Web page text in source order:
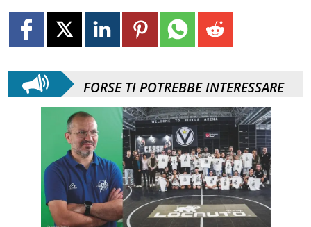
FORSE TI POTREBBE INTERESSARE